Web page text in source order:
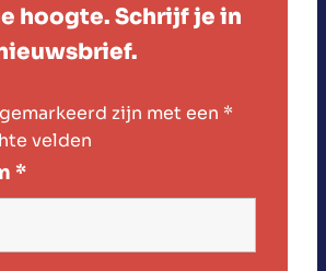
hoogte. Schrijf je in
zijn met een *
velden
*